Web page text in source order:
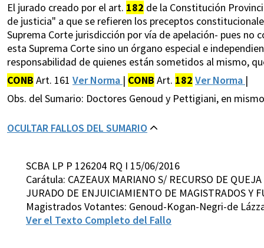
El jurado creado por el art. 182 de la Constitución
de justicia" a que se refieren los preceptos
Suprema Corte jurisdicción por vía de apelación- pues
esta Suprema Corte sino un órgano especial e
responsabilidad de quienes están sometidos al mismo,
CONB Art. 161 Ver Norma | CONB Art. 182 Ver Norma |
Obs. del Sumario: Doctores Genoud y Pettigiani, en
OCULTAR FALLOS DEL SUMARIO
SCBA LP P 126204 RQ I 15/06/2016
Carátula: CAZEAUX MARIANO S/ RECURSO DE
JURADO DE ENJUICIAMIENTO DE MAGISTRADOS Y
Magistrados Votantes: Genoud-Kogan-Negri-de
Ver el Texto Completo del Fallo